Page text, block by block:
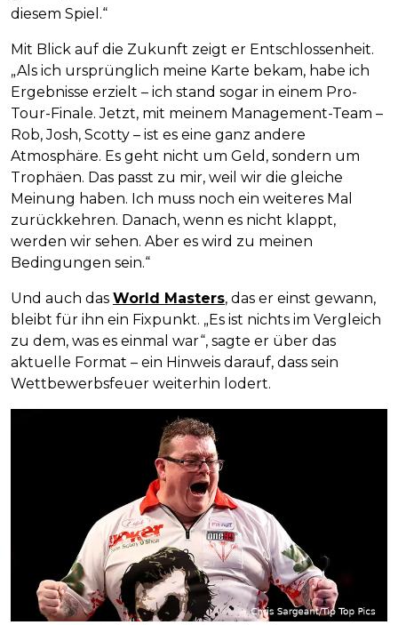
diesem Spiel.“
Mit Blick auf die Zukunft zeigt er Entschlossenheit.
„Als ich ursprünglich meine Karte bekam, habe ich
Ergebnisse erzielt – ich stand sogar in einem Pro-
Tour-Finale. Jetzt, mit meinem Management-Team –
Rob, Josh, Scotty – ist es eine ganz andere
Atmosphäre. Es geht nicht um Geld, sondern um
Trophäen. Das passt zu mir, weil wir die gleiche
Meinung haben. Ich muss noch ein weiteres Mal
zurückkehren. Danach, wenn es nicht klappt,
werden wir sehen. Aber es wird zu meinen
Bedingungen sein.“
Und auch das World Masters, das er einst gewann,
bleibt für ihn ein Fixpunkt. „Es ist nichts im Vergleich
zu dem, was es einmal war“, sagte er über das
aktuelle Format – ein Hinweis darauf, dass sein
Wettbewerbsfeuer weiterhin lodert.